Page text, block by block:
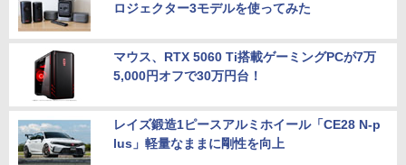
ロジェクター3モデルを使ってみた
マウス、RTX 5060 Ti搭載ゲーミングPCが7万
5,000円オフで30万円台！
レイズ鍛造1ピースアルミホイール「CE28 N-p
lus」軽量なままに剛性を向上